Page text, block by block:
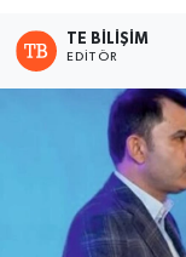
TE BILIŞIM
EDITÖR